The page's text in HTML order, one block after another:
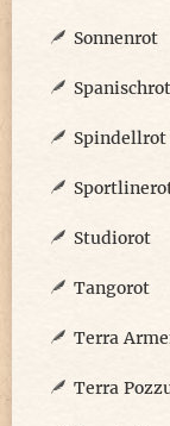
Sonnenrot
Spanischrot
Spindellrot
Studiorot
Tangorot
Terra
Terra